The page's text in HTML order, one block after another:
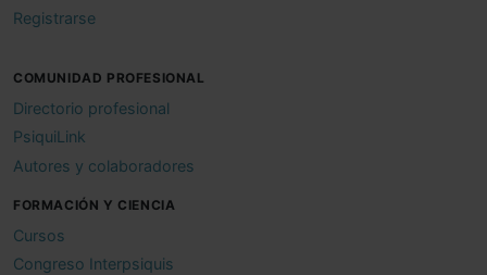
Registrarse
COMUNIDAD PROFESIONAL
Directorio profesional
PsiquiLink
Autores y colaboradores
FORMACIÓN Y CIENCIA
Cursos
Congreso Interpsiquis